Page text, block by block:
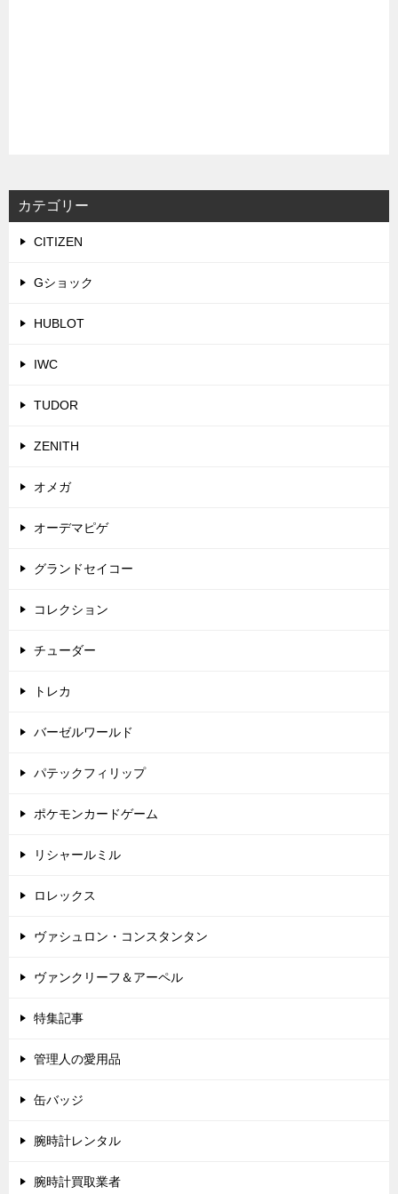
カテゴリー
CITIZEN
Gショック
HUBLOT
IWC
TUDOR
ZENITH
オメガ
オーデマピゲ
グランドセイコー
コレクション
チューダー
トレカ
バーゼルワールド
パテックフィリップ
ポケモンカードゲーム
リシャールミル
ロレックス
ヴァシュロン・コンスタンタン
ヴァンクリーフ＆アーペル
特集記事
管理人の愛用品
缶バッジ
腕時計レンタル
腕時計買取業者